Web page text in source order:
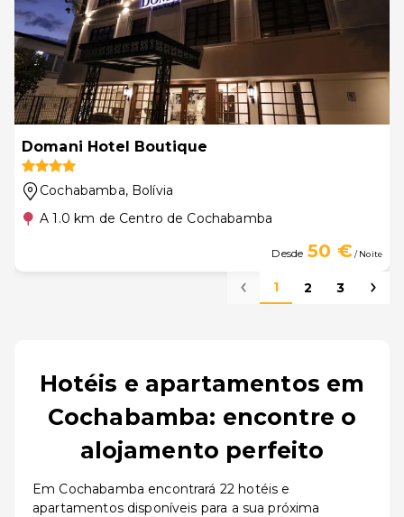
Domani Hotel Boutique
Cochabamba, Bolívia
A 1.0 km de Centro de Cochabamba
Desde 50 €/ Noite
1 2 3
Hotéis e apartamentos em
Cochabamba: encontre o
alojamento perfeito
Em Cochabamba encontrará 22 hotéis e
apartamentos disponíveis para a sua próxima